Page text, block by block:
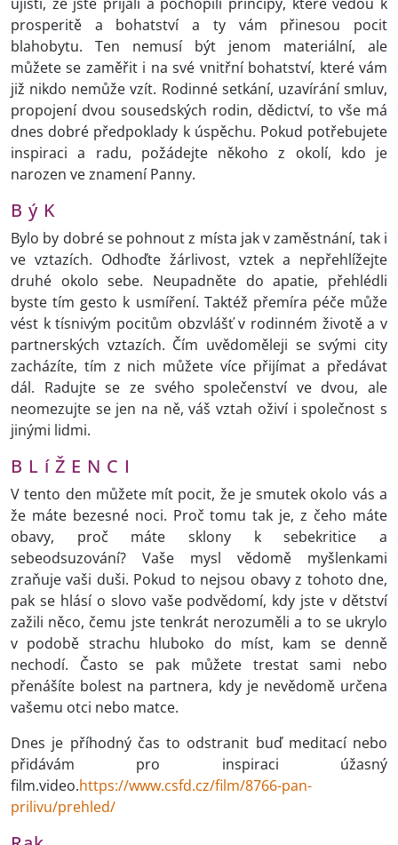
prosperitě a bohatství a ty vám přinesou pocit
blahobytu. Ten nemusí být jenom materiální, ale
můžete se zaměřit i na své vnitřní bohatství, které vám
již nikdo nemůže vzít. Rodinné setkání, uzavírání smluv,
propojení dvou sousedských rodin, dědictví, to vše má
dnes dobré předpoklady k úspěchu. Pokud potřebujete
inspiraci a radu, požádejte někoho z okolí, kdo je
narozen ve znamení Panny.
B ý K
Bylo by dobré se pohnout z místa jak v zaměstnání, tak i
ve vztazích. Odhoďte žárlivost, vztek a nepřehlížejte
druhé okolo sebe. Neupadněte do apatie, přehlédli
byste tím gesto k usmíření. Taktéž přemíra péče může
vést k tísnivým pocitům obzvlášť v rodinném životě a v
partnerských vztazích. Čím uvědoměleji se svými city
zacházíte, tím z nich můžete více přijímat a předávat
dál. Radujte se ze svého společenství ve dvou, ale
neomezujte se jen na ně, váš vztah oživí i společnost s
jinými lidmi.
B L í Ž E N C I
V tento den můžete mít pocit, že je smutek okolo vás a
že máte bezesné noci. Proč tomu tak je, z čeho máte
obavy, proč máte sklony k sebekritice a
sebeodsuzování? Vaše mysl vědomě myšlenkami
zraňuje vaši duši. Pokud to nejsou obavy z tohoto dne,
pak se hlásí o slovo vaše podvědomí, kdy jste v dětství
zažili něco, čemu jste tenkrát nerozuměli a to se ukrylo
v podobě strachu hluboko do míst, kam se denně
nechodí. Často se pak můžete trestat sami nebo
přenášíte bolest na partnera, kdy je nevědomě určena
vašemu otci nebo matce.
Dnes je příhodný čas to odstranit buď meditací nebo
přidávám pro inspiraci úžasný
film.video.https://www.csfd.cz/film/8766-pan-
prilivu/prehled/